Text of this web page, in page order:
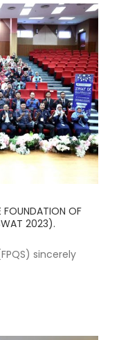
FOUNDATION OF
2023).
sincerely